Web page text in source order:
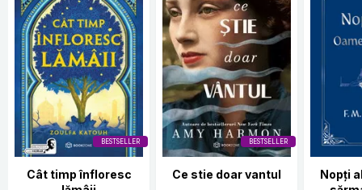
BESTSELLER
Cât timp înfloresc
BESTSELLER
Ce stie doar vantul
Nopți